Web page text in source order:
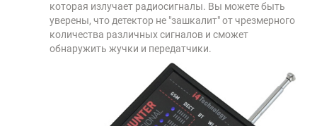
которая излучает радиосигналы. Вы можете быть
уверены, что детектор не "зашкалит" от чрезмерного
количества различных сигналов и сможет
обнаружить жучки и передатчики.